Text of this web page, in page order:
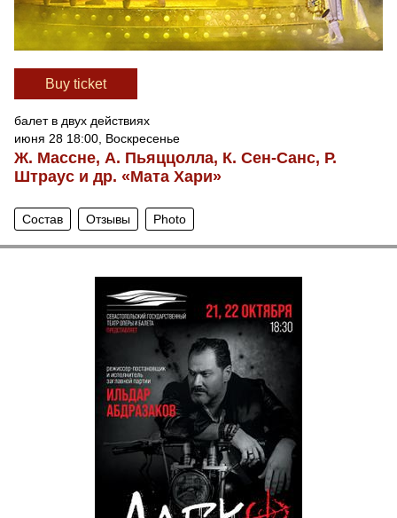
Вuy ticket
балет в двух действиях
июня 28 18:00, Воскресенье
Ж. Массне, А. Пьяццолла, К. Сен-Санс, Р.
Штраус и др. «Мата Хари»
Состав Отзывы Photo